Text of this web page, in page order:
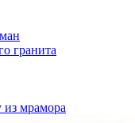
гранита
мрамора